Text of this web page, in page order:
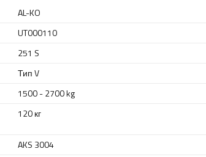
AL-KO
UT000110
251 S
Тип V
1500 - 2700 kg
120 кг
AKS 3004